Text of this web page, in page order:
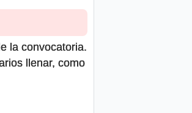
la convocatoria.
llenar, como